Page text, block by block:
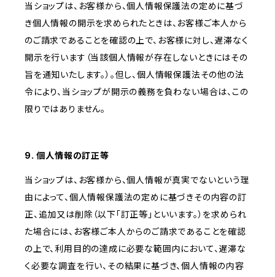
当ショップは、お客様から、個人情報保護法の定めに基づ
き個人情報の開示を求められたときは、お客様ご本人から
のご請求であることを確認の上で、お客様に対し、遅滞なく
開示を行います（当該個人情報が存在しないときにはその
旨を通知いたします。）。但し、個人情報保護法その他の法
令により、当ショップが開示の義務を負わない場合は、この
限りではありません。
9. 個人情報の訂正等
当ショップは、お客様から、個人情報が真実でないという理
由によって、個人情報保護法の定めに基づきその内容の訂
正、追加又は削除（以下「訂正等」といいます。）を求められ
た場合には、お客様ご本人からのご請求であることを確認
の上で、利用目的の達成に必要な範囲内において、遅滞な
く必要な調査を行い、その結果に基づき、個人情報の内容